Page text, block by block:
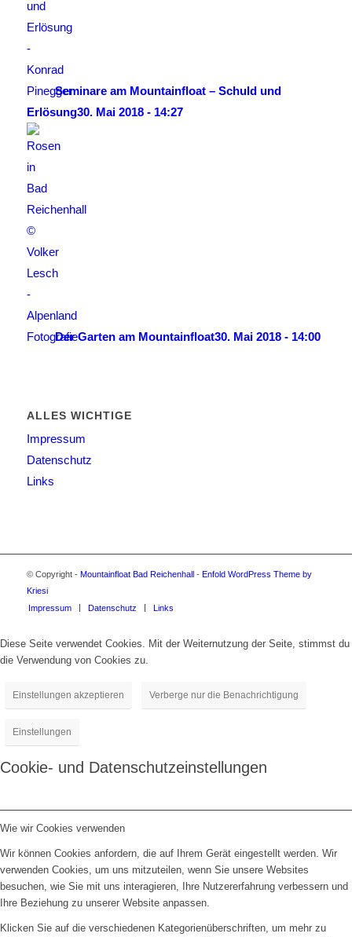
Seminare am Mountainfloat – Schuld und
Erlösung30. Mai 2018 - 14:27
Der Garten am Mountainfloat30. Mai 2018 - 14:00
ALLES WICHTIGE
Impressum
Datenschutz
Links
© Copyright - Mountainfloat Bad Reichenhall- Enfold WordPress Theme by
Kriesi
Impressum
Datenschutz Links
Diese Seite verwendet Cookies. Mit der Weiternutzung der Seite, stimmst du
die Verwendung von Cookies zu.
Einstellungen akzeptieren Verberge nur die Benachrichtigung
Einstellungen
Cookie- und Datenschutzeinstellungen
Wie wir Cookies verwenden
Wir können Cookies anfordern, die auf Ihrem Gerät eingestellt werden. Wir
verwenden Cookies, um uns mitzuteilen, wenn Sie unsere Websites
besuchen, wie Sie mit uns interagieren, Ihre Nutzererfahrung verbessern und
Ihre Beziehung zu unserer Website anpassen.
Klicken Sie auf die verschiedenen Kategorienüberschriften, um mehr zu